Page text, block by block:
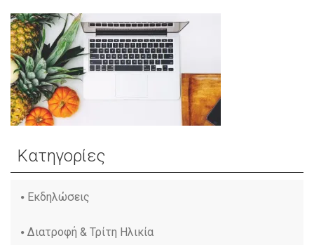
Κατηγορίες
Εκδηλώσεις
Διατροφή & Τρίτη Ηλικία